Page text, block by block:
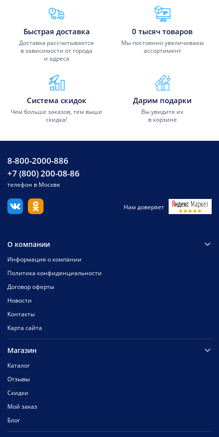
Преимущества Fixmobile
Быстрая доставка
Доставка рассчитывается
в зависимости от города
и адреса
0 тысяч товаров
Мы постоянно увеличиваем
ассортимент
Система скидок
Чем больше заказов, тем выше
скидка!
Дарим подарки
Вы увидите их
в корзине
8-800-2000-886
+7 (800) 200-08-86
телефон в Москве
Нам доверяет
О компании
Информация о компании
Политика конфиденциальности
Договор оферты
Новости
Контакты
Карта сайта
Магазин
Каталог
Отзывы
Скидки
Мой заказ
Блог